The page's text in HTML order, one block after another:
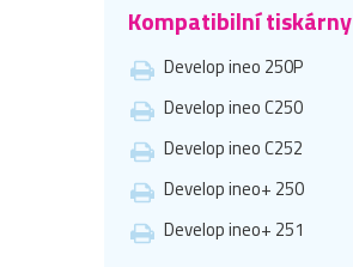
Kompatibilní tiskárny
Develop ineo 250P
Develop ineo C250
Develop ineo C252
Develop ineo+ 250
Develop ineo+ 251